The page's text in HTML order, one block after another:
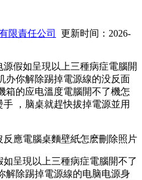
限責任公司
更新时间：2026-
源假如呈現以上三種病症電腦開
办你解除踢掉電源線的没反面
機箱的应电溫度電腦開不了機怎
 ，脑桌就趕快拔掉電源並用
呈現以上三種病症電腦開不了
解除踢掉電源線的电脑电源身